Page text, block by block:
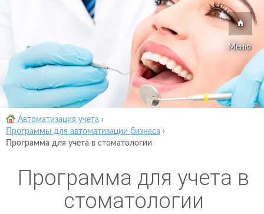
Меню
Автоматизация учета ›
Программы для автоматизации бизнеса ›
Программа для учета в стоматологии
Программа для учета в
стоматологии